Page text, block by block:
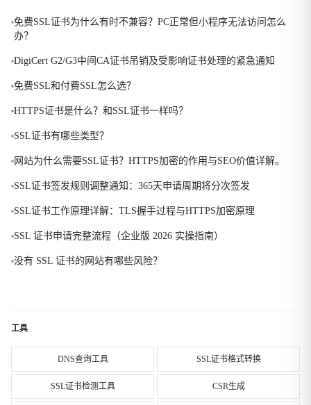
免费SSL证书为什么有时不兼容？PC正常但小程序无法访问怎么
办？
DigiCert G2/G3中间CA证书吊销及受影响证书处理的紧急通知
免费SSL和付费SSL怎么选？
HTTPS证书是什么？和SSL证书一样吗？
SSL证书有哪些类型？
网站为什么需要SSL证书？HTTPS加密的作用与SEO价值详解。
SSL证书签发规则调整通知：365天申请周期将分次签发
SSL证书工作原理详解：TLS握手过程与HTTPS加密原理
SSL 证书申请完整流程（企业版 2026 实操指南）
没有 SSL 证书的网站有哪些风险？
工具
DNS查询工具 SSL证书格式转换
SSL证书检测工具 CSR生成